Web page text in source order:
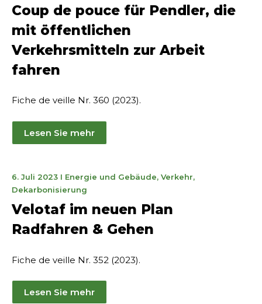
2026
Coup de pouce für Pendler, die
mit öffentlichen
Verkehrsmitteln zur Arbeit
fahren
Fiche de veille Nr. 360 (2023).
Lesen Sie mehr
6. Juli 202319.
Januar
2025
I Energie und Gebäude, Verkehr,
Dekarbonisierung
Velotaf im neuen Plan
Radfahren & Gehen
Fiche de veille Nr. 352 (2023).
Lesen Sie mehr